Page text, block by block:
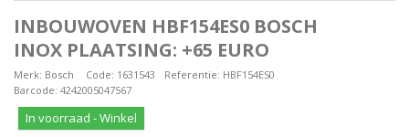
INBOUWOVEN HBF154ES0 BOSCH
INOX PLAATSING: +65 EURO
Merk: Bosch Code: 1631543 Referentie: HBF154ES0
Barcode: 4242005047567
In voorraad - Winkel